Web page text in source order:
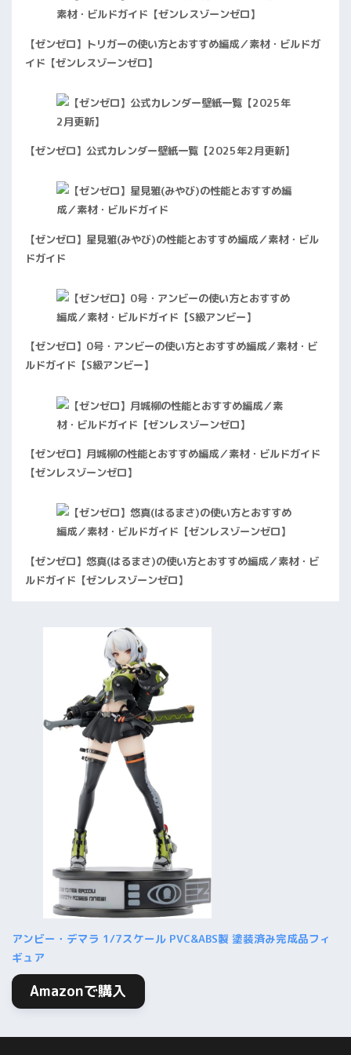
【ゼンゼロ】トリガーの使い方とおすすめ編成／素材・ビルドガ
イド【ゼンレスゾーンゼロ】
【ゼンゼロ】公式カレンダー壁紙一覧【2025年2月更新】
【ゼンゼロ】星見雅(みやび)の性能とおすすめ編成／素材・ビル
ドガイド
【ゼンゼロ】0号・アンビーの使い方とおすすめ編成／素材・ビ
ルドガイド【S級アンビー】
【ゼンゼロ】月城柳の性能とおすすめ編成／素材・ビルドガイド
【ゼンレスゾーンゼロ】
【ゼンゼロ】悠真(はるまさ)の使い方とおすすめ編成／素材・ビ
ルドガイド【ゼンレスゾーンゼロ】
アンビー・デマラ 1/7スケール PVC&ABS製 塗装済み完成品フィ
ギュア
Amazonで購入